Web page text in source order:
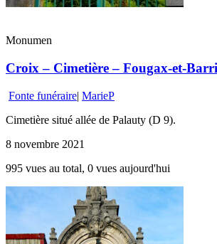
Monumen
Croix – Cimetière – Fougax-et-
Fonte funéraire| MarieP
Cimetière situé allée de Palauty (D 9).
8 novembre 2021
995 vues au total, 0 vues aujourd'hui